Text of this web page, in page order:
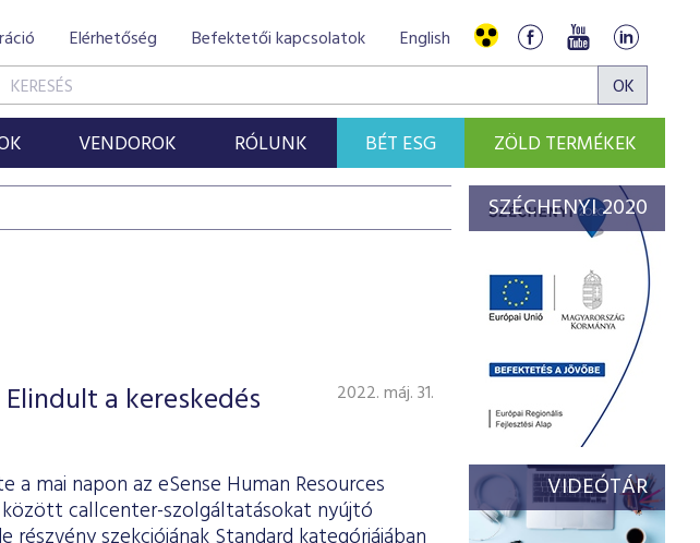
Elérhetőség Befektetői kapcsolatok English
VENDOROK RÓLUNK BÉT ESG ZÖLD TERMÉKEK
a kereskedés
2022. máj. 31.
mai napon az eSense Human Resources
callcenter-szolgáltatásokat nyújtó
SZÉCHENYI 2020
VIDEÓTÁR